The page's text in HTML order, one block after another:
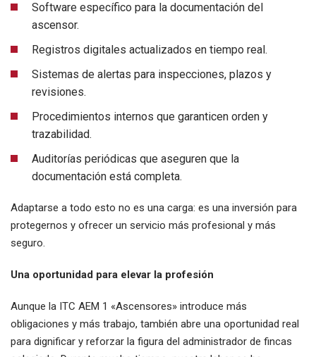
Software específico para la documentación del
ascensor.
Registros digitales actualizados en tiempo real.
Sistemas de alertas para inspecciones, plazos y
revisiones.
Procedimientos internos que garanticen orden y
trazabilidad.
Auditorías periódicas que aseguren que la
documentación está completa.
Adaptarse a todo esto no es una carga: es una inversión para
protegernos y ofrecer un servicio más profesional y más
seguro.
Una oportunidad para elevar la profesión
Aunque la ITC AEM 1 «Ascensores» introduce más
obligaciones y más trabajo, también abre una oportunidad real
para dignificar y reforzar la figura del administrador de fincas